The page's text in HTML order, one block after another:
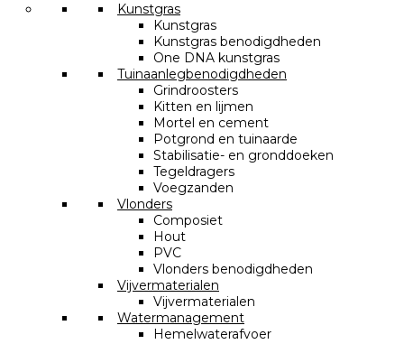
Kunstgras
Kunstgras
Kunstgras benodigdheden
One DNA kunstgras
Tuinaanlegbenodigdheden
Grindroosters
Kitten en lijmen
Mortel en cement
Potgrond en tuinaarde
Stabilisatie- en gronddoeken
Tegeldragers
Voegzanden
Vlonders
Composiet
Hout
PVC
Vlonders benodigdheden
Vijvermaterialen
Vijvermaterialen
Watermanagement
Hemelwaterafvoer